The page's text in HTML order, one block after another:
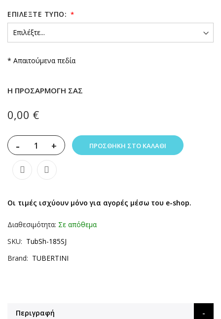
ΕΠΙΛΈΞΤΕ ΤΎΠΟ:
* Απαιτούμενα πεδία
Η ΠΡΟΣΑΡΜΟΓΉ ΣΑΣ
0,00 €
- + ΠΡΟΣΘΉΚΗ ΣΤΟ ΚΑΛΆΘΙ
Οι τιμές ισχύουν μόνο για αγορές μέσω του e-shop.
Διαθεσιμότητα: Σε απόθεμα
SKU
TubSh-185SJ
Brand
TUBERTINI
Περιγραφή